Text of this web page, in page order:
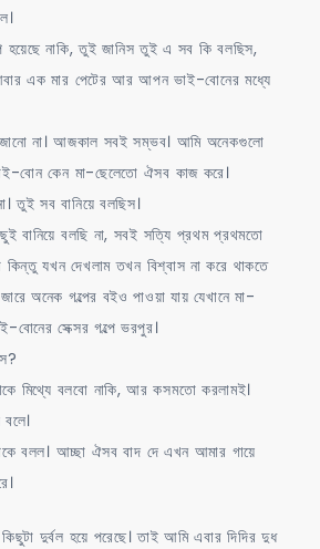
হয়েছে নাকি, তুই জানিস তুই এ সব কি বলছিস,
এক মার পেটের আর আপন ভাই-বোনের মধ্যে
না। আজকাল সবই সম্ভব। আমি অনেকগুলো
বোন কেন মা-ছেলেতো ঐসব কাজ করে।
তুই সব বানিয়ে বলছিস।
বানিয়ে বলছি না, সবই সত্যি প্রথম প্রথমতো
যখন দেখলাম তখন বিশ্বাস না করে থাকতে
অনেক গল্পের বইও পাওয়া যায় যেখানে মা-
বোনের সেক্সর গল্পে ভরপুর।
মিথ্যে বলবো নাকি, আর কসমতো করলামই।
বলল। আচ্ছা ঐসব বাদ দে এখন আমার গায়ে
দুর্বল হয়ে পরেছে। তাই আমি এবার দিদির দুধ